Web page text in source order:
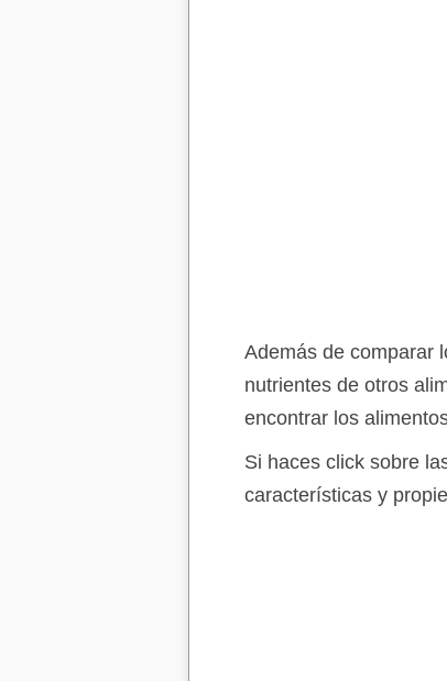
Además de comparar
nutrientes de otros
encontrar los
Si haces click sobre
características y